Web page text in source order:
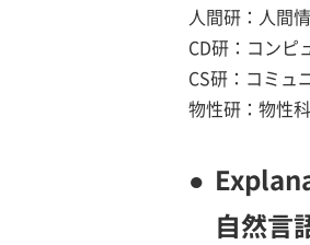
人間研：人間
CD研：コンピ
CS研：コミュ
物性研：物性
●
自然言